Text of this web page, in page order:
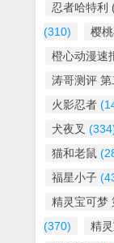
忍者哈特利
(310)
樱
橙心动漫速
涛哥测评 第
火影忍者
犬夜叉
猫和老鼠
福星小子
精灵宝可梦
(370)
精